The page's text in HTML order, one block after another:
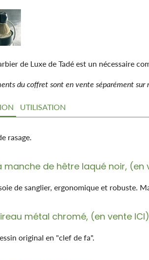
de Luxe de Tadé est un nécessaire
du coffret sont en vente séparément sur
UTILISATION
rasage.
manche de hêtre laqué noir, (en
de sanglier, ergonomique et robuste.
métal chromé, (en vente ICI)
original en "clef de fa".